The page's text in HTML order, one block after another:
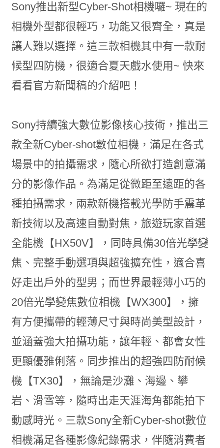
Sony推出新型Cyber-Shot相機囉~ 現在的
相機外型都很輕巧，功能又很齊全，真是
讓人難以選擇。這三款相機其中有一款耐
候型四防機，很適合夏天戲水使用~ 快來
看看官方新聞稿的介紹吧！
Sony持續強大數位影像核心技術，推出三
款全新Cyber-shot數位相機，滿足在各式
場景中的拍攝需求，隨心所欲打造創意滿
分的影像作品。為滿足從微距至遠距的各
種拍攝需求，兩款新機搭載光學防手震革
新技術以及高速自動對焦，旅遊玩家首選
全能機【HX50V】，同時具備30倍光學變
焦、完整手動選項與超強擴充性，適合喜
好走出戶外的型男；而世界最輕薄小巧的
20倍光學變焦數位相機【WX300】，擁
有方便攜帶的輕薄尺寸與時尚美型設計，
並涵蓋強大拍攝功能，讓年輕、都會女性
更顯優雅俐落。同步推出的超強四防耐候
機【TX30】，無論是沙灘、海邊、攀
岩、滑雪等，隨時出走天涯海角都能拍下
動感時光。三款Sony全新Cyber-shot數位
相機滿足各種影像紀錄需求，伴隨消費者